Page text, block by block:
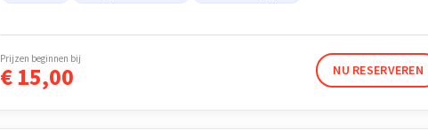
€15,00
Prijzen beginnen bij
NU RESERVEREN